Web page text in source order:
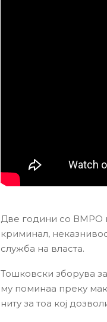
Две години со ВМРО
криминал,
служба на власта.
Тошковски зборува
му поминаа преку
ниту за тоа кој